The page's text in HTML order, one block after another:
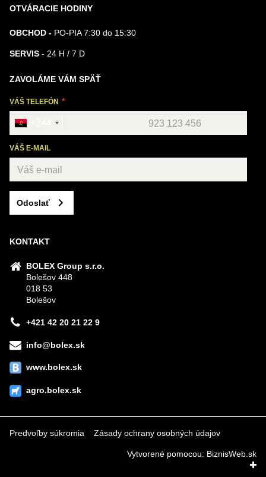
OTVÁRACIE HODINY
OBCHOD - PO-PIA 7:30 do 15:30
SERVIS - 24 H / 7 D
ZAVOLÁME VÁM SPÄŤ
VÁŠ TELEFÓN
VÁŠ E-MAIL
Odoslať
KONTAKT
BOLEX Group s.r.o.
Bolešov 448
018 53
Bolešov
+421 42 20 21 22 9
info@bolex.sk
www.bolex.sk
agro.bolex.sk
Predvoľby súkromia Zásady ochrany osobných údajov
Vytvorené pomocou: BiznisWeb.sk